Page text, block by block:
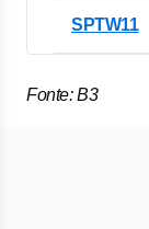
SPTW11
Fonte: B3